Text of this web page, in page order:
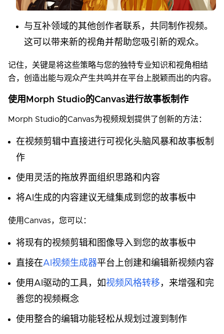
与互补领域的其他创作者联系，共同制作视频。
这可以带来新的视角并帮助您吸引新的观众。
记住，关键是将这些策略与您的独特专业知识和视角相结
合，创造出能与观众产生共鸣并在平台上脱颖而出的内容。
使用Morph Studio的Canvas进行故事板制作
Morph Studio的Canvas为视频规划提供了创新的方法：
在视频剪辑中直接进行可视化头脑风暴和故事板制
作
使用灵活的拖放界面组织思路和内容
将AI生成的内容建议无缝集成到您的故事板中
使用Canvas，您可以：
将现有的视频剪辑和图像导入到您的故事板中
直接在AI视频生成器平台上创建和编辑新视频内容
使用AI驱动的工具，如视频风格转移 ，来增强和完
善您的视频概念
使用整合的编辑功能轻松从规划过渡到制作